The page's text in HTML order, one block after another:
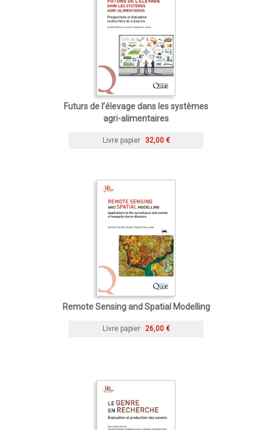
Futurs de l’élevage dans les systèmes
agri-alimentaires
Livre papier 32,00 €
Remote Sensing and Spatial Modelling
Livre papier 26,00 €